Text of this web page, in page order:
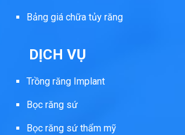
Bảng giá chữa tủy răng
DỊCH VỤ
Trồng răng Implant
Bọc răng sứ
Bọc răng sứ thẩm mỹ